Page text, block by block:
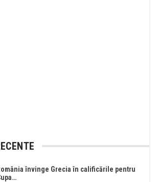
învinge Grecia în calificările pentru